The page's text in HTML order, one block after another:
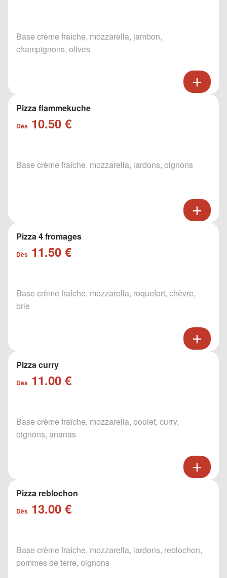
Base crème fraîche, mozzarella, jambon,
champignons, olives
Pizza flammekuche
Dès 10.50 €
Base crème fraîche, mozzarella, lardons, oignons
Pizza 4 fromages
Dès 11.50 €
Base crème fraîche, mozzarella, roquefort, chèvre,
brie
Pizza curry
Dès 11.00 €
Base crème fraîche, mozzarella, poulet, curry,
oignons, ananas
Pizza reblochon
Dès 13.00 €
Base crème fraîche, mozzarella, lardons, reblochon,
pommes de terre, oignons